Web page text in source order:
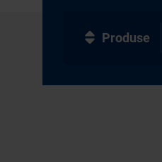
Produse